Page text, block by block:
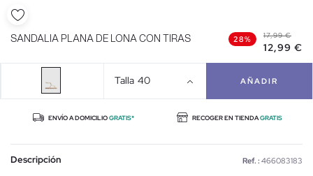
SANDALIA PLANA DE LONA CON TIRAS 28% 17,99 €
12,99 €
Talla 40 AÑADIR
ENVÍO A DOMICILIOGRATIS* RECOGER EN TIENDAGRATIS
Descripción Ref. : 466083183